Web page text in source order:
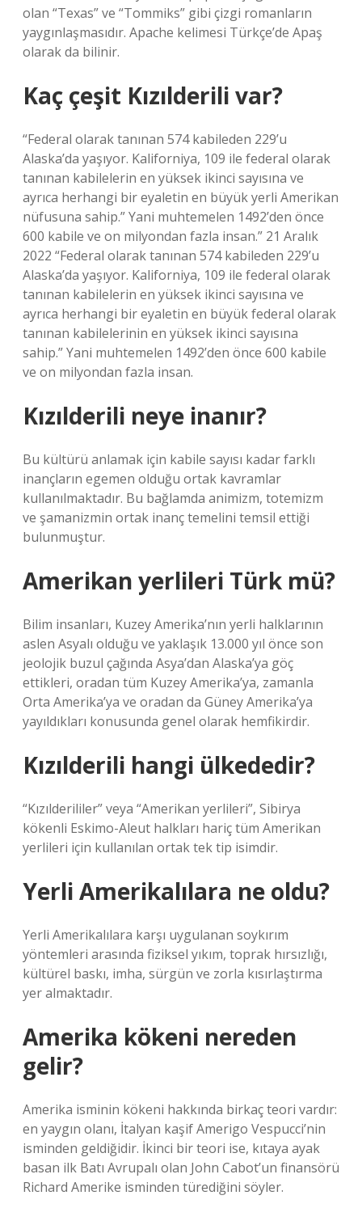
olan “Texas” ve “Tommiks” gibi çizgi romanların
yaygınlaşmasıdır. Apache kelimesi Türkçe’de Apaş
olarak da bilinir.
Kaç çeşit Kızılderili var?
“Federal olarak tanınan 574 kabileden 229’u
Alaska’da yaşıyor. Kaliforniya, 109 ile federal olarak
tanınan kabilelerin en yüksek ikinci sayısına ve
ayrıca herhangi bir eyaletin en büyük yerli Amerikan
nüfusuna sahip.” Yani muhtemelen 1492’den önce
600 kabile ve on milyondan fazla insan.” 21 Aralık
2022 “Federal olarak tanınan 574 kabileden 229’u
Alaska’da yaşıyor. Kaliforniya, 109 ile federal olarak
tanınan kabilelerin en yüksek ikinci sayısına ve
ayrıca herhangi bir eyaletin en büyük federal olarak
tanınan kabilelerinin en yüksek ikinci sayısına
sahip.” Yani muhtemelen 1492’den önce 600 kabile
ve on milyondan fazla insan.
Kızılderili neye inanır?
Bu kültürü anlamak için kabile sayısı kadar farklı
inançların egemen olduğu ortak kavramlar
kullanılmaktadır. Bu bağlamda animizm, totemizm
ve şamanizmin ortak inanç temelini temsil ettiği
bulunmuştur.
Amerikan yerlileri Türk mü?
Bilim insanları, Kuzey Amerika’nın yerli halklarının
aslen Asyalı olduğu ve yaklaşık 13.000 yıl önce son
jeolojik buzul çağında Asya’dan Alaska’ya göç
ettikleri, oradan tüm Kuzey Amerika’ya, zamanla
Orta Amerika’ya ve oradan da Güney Amerika’ya
yayıldıkları konusunda genel olarak hemfikirdir.
Kızılderili hangi ülkededir?
“Kızılderililer” veya “Amerikan yerlileri”, Sibirya
kökenli Eskimo-Aleut halkları hariç tüm Amerikan
yerlileri için kullanılan ortak tek tip isimdir.
Yerli Amerikalılara ne oldu?
Yerli Amerikalılara karşı uygulanan soykırım
yöntemleri arasında fiziksel yıkım, toprak hırsızlığı,
kültürel baskı, imha, sürgün ve zorla kısırlaştırma
yer almaktadır.
Amerika kökeni nereden
gelir?
Amerika isminin kökeni hakkında birkaç teori vardır:
en yaygın olanı, İtalyan kaşif Amerigo Vespucci’nin
isminden geldiğidir. İkinci bir teori ise, kıtaya ayak
basan ilk Batı Avrupalı ​​olan John Cabot’un finansörü
Richard Amerike isminden türediğini söyler.